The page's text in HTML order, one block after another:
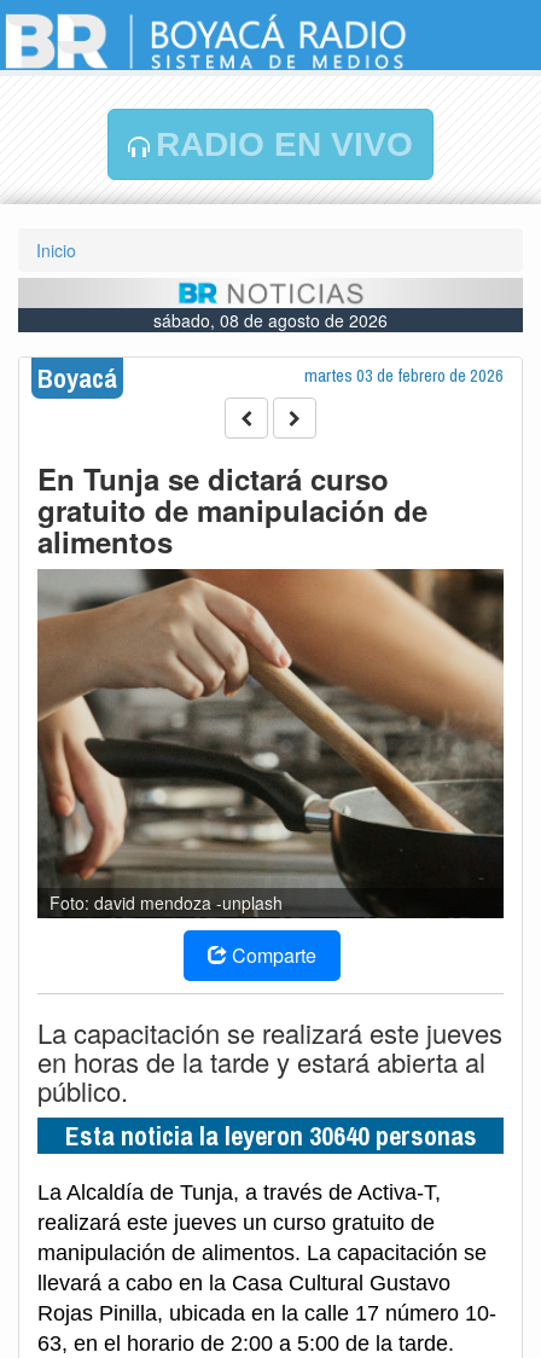
RADIO EN VIVO
Inicio
sábado, 08 de agosto de 2026
Boyacá martes 03 de febrero de 2026
En Tunja se dictará curso
gratuito de manipulación de
alimentos
Foto: david mendoza -unplash
Comparte
La capacitación se realizará este jueves
en horas de la tarde y estará abierta al
público.
Esta noticia la leyeron 30640 personas
La Alcaldía de Tunja, a través de Activa-T,
realizará este jueves un curso gratuito de
manipulación de alimentos. La capacitación se
llevará a cabo en la Casa Cultural Gustavo
Rojas Pinilla, ubicada en la calle 17 número 10-
63, en el horario de 2:00 a 5:00 de la tarde.